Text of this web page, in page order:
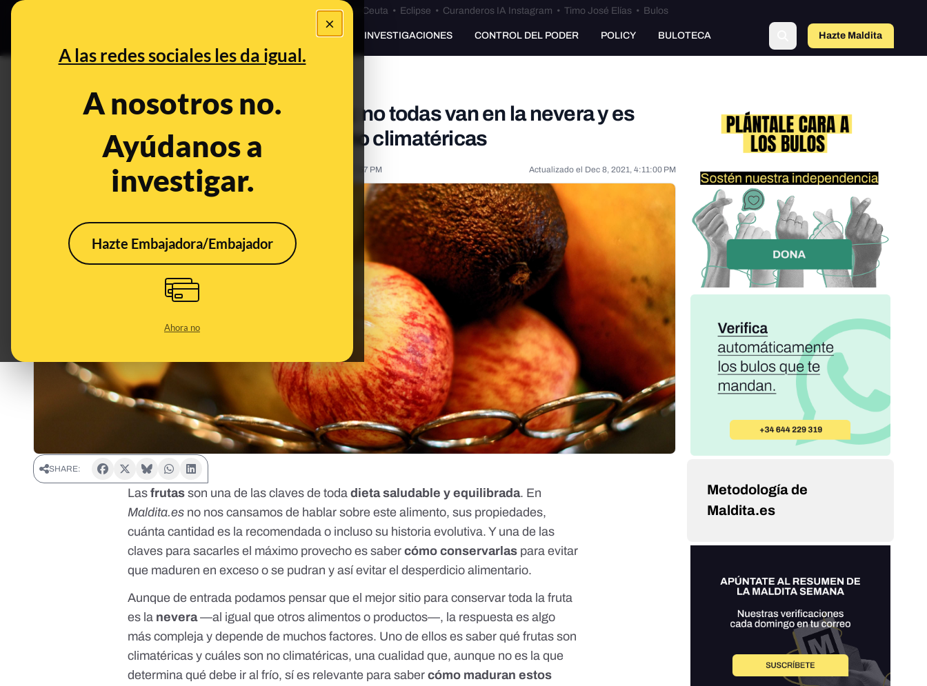
×
A las redes sociales les da igual.
A nosotros no.
Ayúdanos a
investigar.
Hazte Embajadora/Embajador
Ahora no
Especial Ceuta•Bulos Ceuta • Eclipse • Curanderos IA Instagram • Timo José Elías • Bulos
PREBUNKING INVESTIGACIONES CONTROL DEL PODER POLICY BULOTECA Hazte Maldito
Cómo conservar las frutas en casa: no todas van en la nevera y es
importante separar climatéricas y no climatéricas
Nov 23, 2021, 2:47:57 PM Actualizado el Dec 8, 2021, 4:11:00 PM
SHARE:
Lasfrutasson una de las claves de todadieta saludable y equilibrada. En
Maldita.es no nos cansamos de hablar sobreeste alimento,sus propiedades,
cuánta cantidad es la recomendada o inclusosu historia evolutiva. Y una de las
claves para sacarles el máximo provecho es sabercómo conservarlas para evitar
que maduren en exceso o se pudran y así evitar eldesperdicio alimentario.
Aunque de entrada podamos pensar que el mejor sitio para conservar toda la fruta
es la nevera—al igual queotros alimentos o productos—, la respuesta es algo
más compleja y depende de muchos factores. Uno de ellos es saber qué frutas son
climatéricas y cuáles son no climatéricas, una cualidad que, aunque no es la que
determina qué debe ir al frío, sí es relevante para saber cómo maduran estos
Metodología de
Maldita.es